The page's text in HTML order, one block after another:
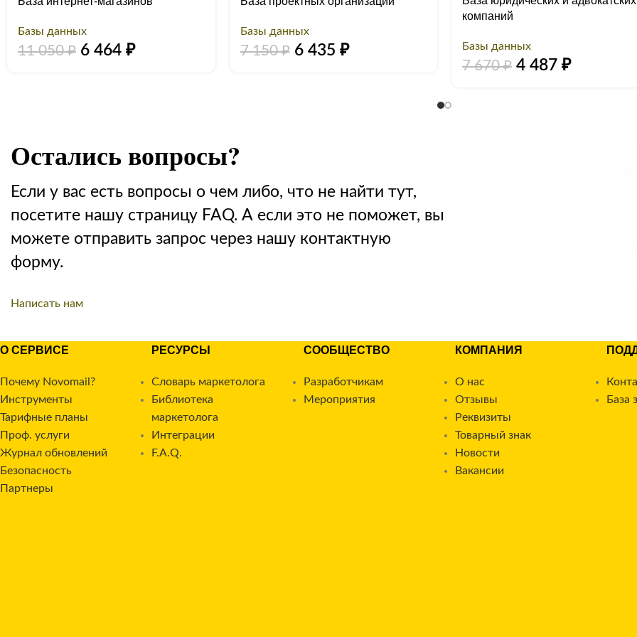
Базы данных
11 050₽ 6 464 ₽
Базы данных
7 150₽ 6 435 ₽
компаний
Базы данных
7 670₽ 4 487 ₽
Остались вопросы?
Если у вас есть вопросы о чем либо, что не найти тут,
посетите нашу страницу FAQ. А если это не поможет, вы
можете отправить запрос через нашу контактную
форму.
Написать нам
О СЕРВИСЕ
Почему Novomail?
Инструменты
Тарифные планы
Проф. услуги
Журнал обновлений
Безопасность
Партнеры
РЕСУРСЫ
Словарь маркетолога
Библиотека
маркетолога
Интеграции
F.A.Q.
СООБЩЕСТВО
Разработчикам
Мероприятия
КОМПАНИЯ
О нас
Отзывы
Реквизиты
Товарный знак
Новости
Вакансии
База